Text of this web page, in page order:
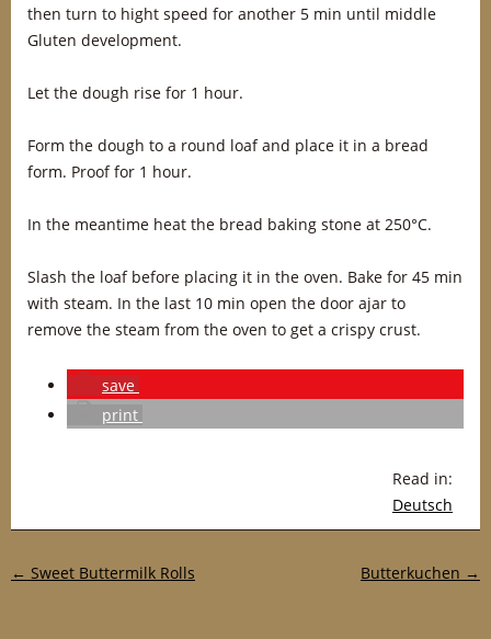
then turn to hight speed for another 5 min until middle
Gluten development.
Let the dough rise for 1 hour.
Form the dough to a round loaf and place it in a bread
form. Proof for 1 hour.
In the meantime heat the bread baking stone at 250°C.
Slash the loaf before placing it in the oven. Bake for 45 min
with steam. In the last 10 min open the door ajar to
remove the steam from the oven to get a crispy crust.
save
print
Read in:
Deutsch
Post navigation
← Sweet Buttermilk Rolls Butterkuchen →